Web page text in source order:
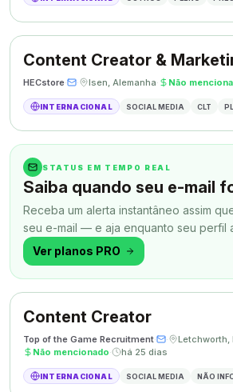
HECstore· · Isen, Alemanha· Não
INTERNACIONAL SOCIAL MEDIA CLT
STATUS EM TEMPO REAL
Saiba quando seu e-mail
Receba um alerta instantâneo assim
seu e-mail — e aja enquanto seu perfil
na memória.
Ver planos PRO
Content Creator
Top of the Game Recruitment· ·
Não mencionado· há 25 dias
INTERNACIONAL SOCIAL MEDIA NÃO